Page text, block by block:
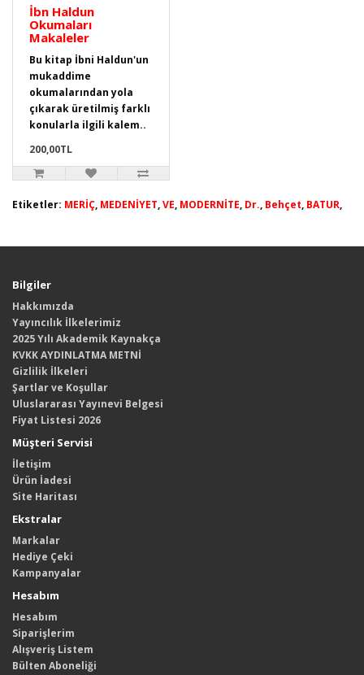
İbn Haldun
Okumaları
Makaleler
Bu kitap İbni Haldun'un
mukaddime
okumalarından yola
çıkarak üretilmiş farklı
konularla ilgili kalem..
200,00TL
Etiketler: MERİÇ, MEDENİYET,VE, MODERNİTE, Dr., Behçet, BATUR,
Bilgiler
Hakkımızda
Yayıncılık İlkelerimiz
2025 Yılı Akademik Kaynakça
KVKK AYDINLATMA METNİ
Gizlilik İlkeleri
Şartlar ve Koşullar
Uluslararası Yayınevi Belgesi
Fiyat Listesi 2026
Müşteri Servisi
İletişim
Ürün İadesi
Site Haritası
Ekstralar
Markalar
Hediye Çeki
Kampanyalar
Hesabım
Hesabım
Siparişlerim
Alışveriş Listem
Bülten Aboneliği